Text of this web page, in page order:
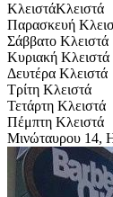
ΚλειστάΚλειστά
Παρασκευή
Σάββατο Κλειστά
Κυριακή Κλειστά
Δευτέρα Κλειστά
Τρίτη Κλειστά
Τετάρτη Κλειστά
Πέμπτη Κλειστά
Μινώταυρου 14,